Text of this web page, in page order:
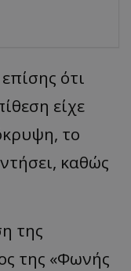
ότι
είχε
το
καθώς
της
της «Φωνής